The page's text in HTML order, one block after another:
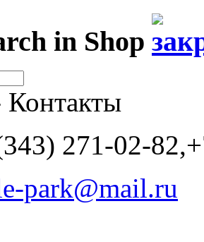
in Shop
Контакты
271-02-
park@mail.ru